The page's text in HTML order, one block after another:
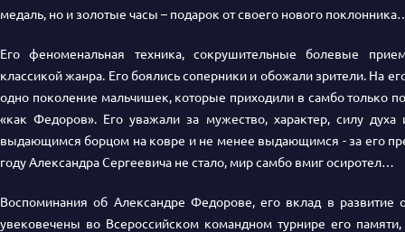
медаль, но и золотые часы – подарок от своего нового
Его феноменальная техника, сокрушительные болевые
классикой жанра. Его боялись соперники и обожали зрители. На
одно поколение мальчишек, которые приходили в самбо только
«как Федоров». Его уважали за мужество, характер, силу
выдающимся борцом на ковре и не менее выдающимся - за его
году Александра Сергеевича не стало, мир самбо вмиг осиротел…
Воспоминания об Александре Федорове, его вклад в развитие
увековечены во Всероссийском командном турнире его